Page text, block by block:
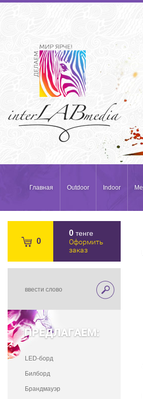
Главная Outdoor Indoor
0
0 тенге
Оформить
заказ
ПРЕДЛАГАЕМ:
LED-борд
Билборд
Брандмауэр